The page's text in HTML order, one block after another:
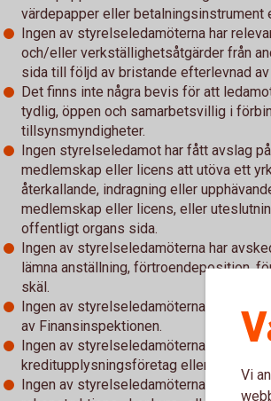
värdepapper eller
Ingen av styrelseledamöterna har
och/eller verkställighetsåtgärder från
sida till följd av bristande efterlevnad
Det finns inte några bevis för att
tydlig, öppen och samarbetsvillig i
tillsynsmyndigheter.
Ingen styrelseledamot har fått avslag
medlemskap eller licens att utöva ett
återkallande, indragning eller
medlemskap eller licens, eller
offentligt organs sida.
Ingen av styrelseledamöterna har
lämna anställning, förtroendeposition,
skäl.
Ingen av styrelseledamöterna har
av Finansinspektionen.
Ingen av styrelseledamöterna är
kreditupplysningsföretag eller har
Ingen av styrelseledamöterna har i
Vi